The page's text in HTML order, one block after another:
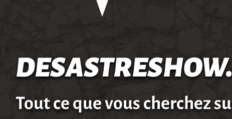
Tout ce que vous cherchez